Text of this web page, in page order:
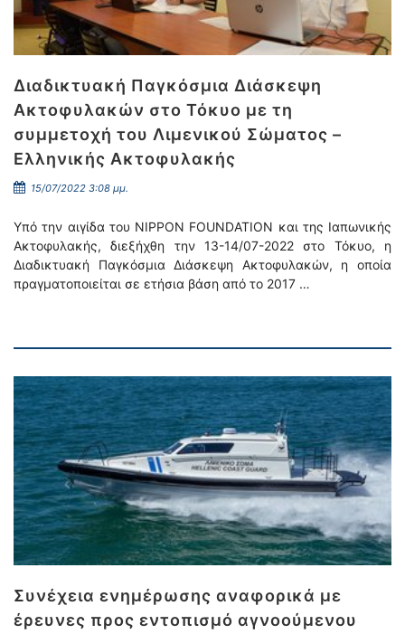
Διαδικτυακή Παγκόσμια Διάσκεψη
Ακτοφυλακών στο Τόκυο με τη
συμμετοχή του Λιμενικού Σώματος –
Ελληνικής Ακτοφυλακής
15/07/2022 3:08 μμ.
Υπό την αιγίδα του NIPPON FOUNDATION και της Ιαπωνικής
Ακτοφυλακής, διεξήχθη την 13-14/07-2022 στο Τόκυο, η
Διαδικτυακή Παγκόσμια Διάσκεψη Ακτοφυλακών, η οποία
πραγματοποιείται σε ετήσια βάση από το 2017 …
Συνέχεια ενημέρωσης αναφορικά με
έρευνες προς εντοπισμό αγνοούμενου